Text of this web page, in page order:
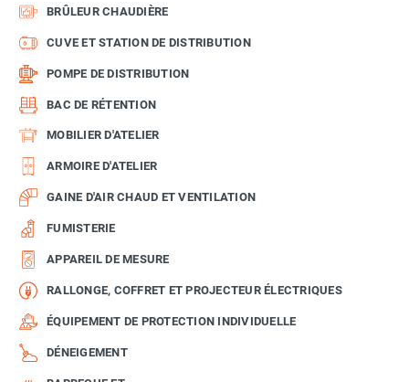
BRÛLEUR CHAUDIÈRE
CUVE ET STATION DE DISTRIBUTION
POMPE DE DISTRIBUTION
BAC DE RÉTENTION
MOBILIER D'ATELIER
ARMOIRE D'ATELIER
GAINE D'AIR CHAUD ET VENTILATION
FUMISTERIE
APPAREIL DE MESURE
RALLONGE, COFFRET ET PROJECTEUR ÉLECTRIQUES
ÉQUIPEMENT DE PROTECTION INDIVIDUELLE
DÉNEIGEMENT